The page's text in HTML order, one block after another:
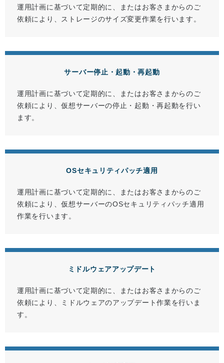
運用計画に基づいて定期的に、またはお客さまからのご
依頼により、ストレージのサイズ変更作業を行います。
サーバー停止・起動・再起動
運用計画に基づいて定期的に、またはお客さまからのご
依頼により、仮想サーバーの停止・起動・再起動を行い
ます。
OSセキュリティパッチ適用
運用計画に基づいて定期的に、またはお客さまからのご
依頼により、仮想サーバーのOSセキュリティパッチ適用
作業を行います。
ミドルウェアアップデート
運用計画に基づいて定期的に、またはお客さまからのご
依頼により、ミドルウェアのアップデート作業を行いま
す。